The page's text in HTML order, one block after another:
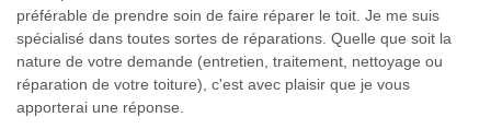
préférable de prendre soin de faire réparer le toit. Je me suis
spécialisé dans toutes sortes de réparations. Quelle que soit la
nature de votre demande (entretien, traitement, nettoyage ou
réparation de votre toiture), c'est avec plaisir que je vous
apporterai une réponse.